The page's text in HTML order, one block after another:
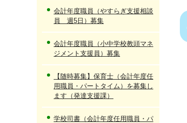
会計年度職員（やすらぎ支援相談
員 週5日）募集
会計年度職員（小中学校教頭マネ
ジメント支援員）募集
【随時募集】保育士（会計年度任
用職員・パートタイム）を募集し
ます（発達支援課）
学校司書（会計年度任用職員・パ